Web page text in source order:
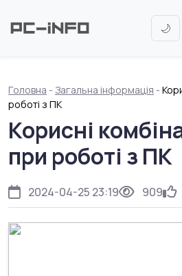
🌙
Головна - Загальна інформація -
роботі з ПК
Корисні
при роботі з ПК
2024-04-25 23:19 909